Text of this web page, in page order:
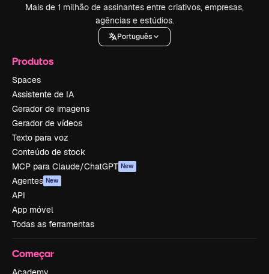
Mais de 1 milhão de assinantes entre criativos, empresas,
agências e estúdios.
Português
Produtos
Spaces
Assistente de IA
Gerador de imagens
Gerador de vídeos
Texto para voz
Conteúdo de stock
MCP para Claude/ChatGPT New
Agentes New
API
App móvel
Todas as ferramentas
Começar